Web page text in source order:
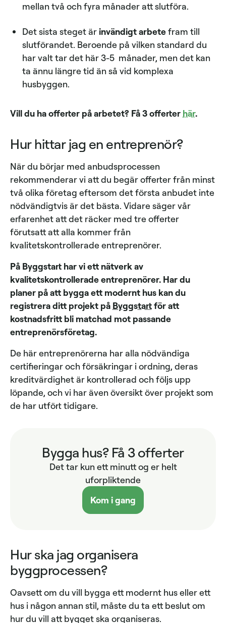
mellan två och fyra månader att slutföra.
Det sista steget är invändigt arbetefram till
slutförandet. Beroende på vilken standard du
har valt tar det här 3-5 månader, men det kan
ta ännu längre tid än så vid komplexa
husbyggen.
Vill du ha offerter på arbetet? Få 3 offerter här.
Hur hittar jag en entreprenör?
När du börjar med anbudsprocessen
rekommenderar vi att du begär offerter från minst
två olika företag eftersom det första anbudet inte
nödvändigtvis är det bästa. Vidare säger vår
erfarenhet att det räcker med tre offerter
förutsatt att alla kommer från
kvalitetskontrollerade entreprenörer.
På Byggstart har vi ett nätverk av
kvalitetskontrollerade entreprenörer. Har du
planer på att bygga ett modernt hus kan du
registrera ditt projekt på Byggstartför att
kostnadsfritt bli matchad mot passande
entreprenörsföretag.
De här entreprenörerna har alla nödvändiga
certifieringar och försäkringar i ordning, deras
kreditvärdighet är kontrollerad och följs upp
löpande, och vi har även översikt över projekt som
de har utfört tidigare.
Bygga hus? Få 3 offerter
Det tar kun ett minutt og er helt
uforpliktende
Kom i gang
Hur ska jag organisera
byggprocessen?
Oavsett om du vill bygga ett modernt hus eller ett
hus i någon annan stil, måste du ta ett beslut om
hur du vill att bygget ska organiseras.